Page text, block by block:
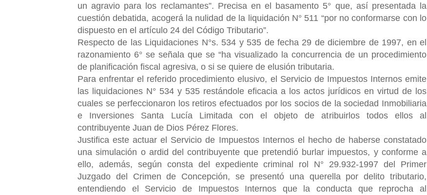
un agravio para los reclamantes”. Precisa en el basamento 5° que, así presentada la
cuestión debatida, acogerá la nulidad de la liquidación N° 511 “por no conformarse con lo
dispuesto en el artículo 24 del Código Tributario”.
Respecto de las Liquidaciones N°s. 534 y 535 de fecha 29 de diciembre de 1997, en el
razonamiento 6° se señala que se “ha visualizado la concurrencia de un procedimiento
de planificación fiscal agresiva, o si se quiere de elusión tributaria.
Para enfrentar el referido procedimiento elusivo, el Servicio de Impuestos Internos emite
las liquidaciones N° 534 y 535 restándole eficacia a los actos jurídicos en virtud de los
cuales se perfeccionaron los retiros efectuados por los socios de la sociedad Inmobiliaria
e Inversiones Santa Lucía Limitada con el objeto de atribuirlos todos ellos al
contribuyente Juan de Dios Pérez Flores.
Justifica este actuar el Servicio de Impuestos Internos el hecho de haberse constatado
una simulación o ardid del contribuyente que pretendió burlar impuestos, y conforme a
ello, además, según consta del expediente criminal rol N° 29.932-1997 del Primer
Juzgado del Crimen de Concepción, se presentó una querella por delito tributario,
entendiendo el Servicio de Impuestos Internos que la conducta que reprocha al